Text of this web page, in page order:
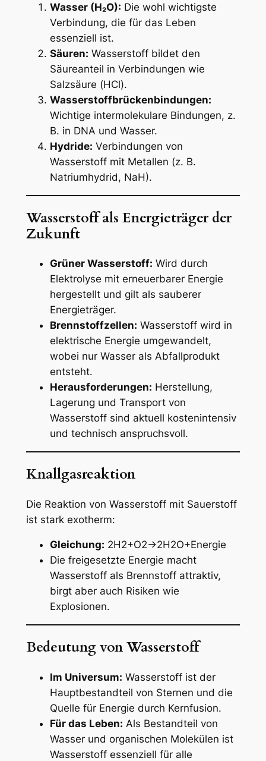
Wasser (H₂O): Die wohl wichtigste
Verbindung, die für das Leben
essenziell ist.
Säuren: Wasserstoff bildet den
Säureanteil in Verbindungen wie
Salzsäure (HCl).
Wasserstoffbrückenbindungen:
Wichtige intermolekulare Bindungen, z.
B. in DNA und Wasser.
Hydride: Verbindungen von
Wasserstoff mit Metallen (z. B.
Natriumhydrid, NaH).
Wasserstoff als Energieträger der
Zukunft
Grüner Wasserstoff: Wird durch
Elektrolyse mit erneuerbarer Energie
hergestellt und gilt als sauberer
Energieträger.
Brennstoffzellen: Wasserstoff wird in
elektrische Energie umgewandelt,
wobei nur Wasser als Abfallprodukt
entsteht.
Herausforderungen: Herstellung,
Lagerung und Transport von
Wasserstoff sind aktuell kostenintensiv
und technisch anspruchsvoll.
Knallgasreaktion
Die Reaktion von Wasserstoff mit Sauerstoff
ist stark exotherm:
Gleichung: 2H2+O2→2H2O+Energie
Die freigesetzte Energie macht
Wasserstoff als Brennstoff attraktiv,
birgt aber auch Risiken wie
Explosionen.
Bedeutung von Wasserstoff
Im Universum: Wasserstoff ist der
Hauptbestandteil von Sternen und die
Quelle für Energie durch Kernfusion.
Für das Leben: Als Bestandteil von
Wasser und organischen Molekülen ist
Wasserstoff essenziell für alle